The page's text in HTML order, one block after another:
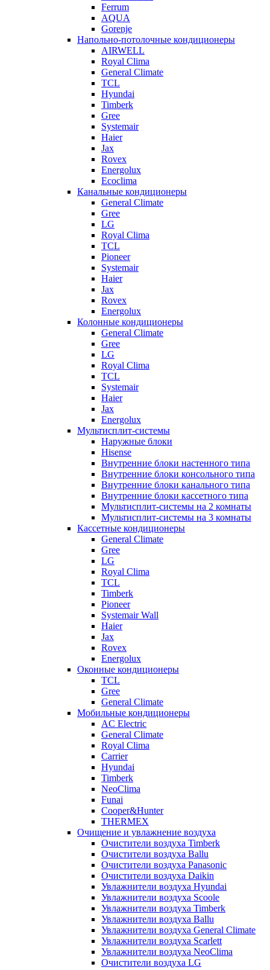
Ferrum
AQUA
Gorenje
Напольно-потолочные кондиционеры
AIRWELL
Royal Clima
General Climate
TCL
Hyundai
Timberk
Gree
Systemair
Haier
Jax
Rovex
Energolux
Ecoclima
Канальные кондиционеры
General Climate
Gree
LG
Royal Clima
TCL
Pioneer
Systemair
Haier
Jax
Rovex
Energolux
Колонные кондиционеры
General Climate
Gree
LG
Royal Clima
TCL
Systemair
Haier
Jax
Energolux
Мультисплит-системы
Наружные блоки
Hisense
Внутренние блоки настенного типа
Внутренние блоки консольного типа
Внутренние блоки канального типа
Внутренние блоки кассетного типа
Мультисплит-системы на 2 комнаты
Мультисплит-системы на 3 комнаты
Кассетные кондиционеры
General Climate
Gree
LG
Royal Clima
TCL
Timberk
Pioneer
Systemair Wall
Haier
Jax
Rovex
Energolux
Оконные кондиционеры
TCL
Gree
General Climate
Мобильные кондиционеры
AC Electric
General Climate
Royal Clima
Carrier
Hyundai
Timberk
NeoClima
Funai
Cooper&Hunter
THERMEX
Очищение и увлажнение воздуха
Очистители воздуха Timberk
Очистители воздуха Ballu
Очистители воздуха Panasonic
Очистители воздуха Daikin
Увлажнители воздуха Hyundai
Увлажнители воздуха Scoole
Увлажнители воздуха Timberk
Увлажнители воздуха Ballu
Увлажнители воздуха General Climate
Увлажнители воздуха Scarlett
Увлажнители воздуха NeoClima
Очистители воздуха LG